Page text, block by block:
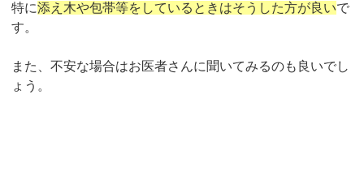
特に添え木や包帯等をしているときはそうした方が良いで
す。
また、不安な場合はお医者さんに聞いてみるのも良いでし
ょう。